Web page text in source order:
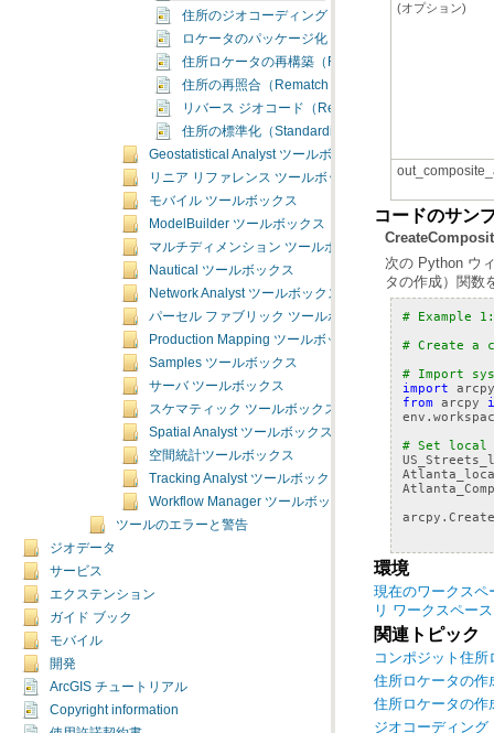
住所のジオコーディング（Geocode Addresses）
ロケータのパッケージ化（Package Locator）
住所ロケータの再構築（Rebuild Address Locator）
住所の再照合（Rematch Addresses）
リバース ジオコード（Reverse Geocode）
住所の標準化（Standardize Addresses）
Geostatistical Analyst ツールボックス
リニア リファレンス ツールボックス
モバイル ツールボックス
ModelBuilder ツールボックス
マルチディメンション ツールボックス
Nautical ツールボックス
Network Analyst ツールボックス
パーセル ファブリック ツールボックス
Production Mapping ツールボックス
Samples ツールボックス
サーバ ツールボックス
スケマティック ツールボックス
Spatial Analyst ツールボックス
空間統計ツールボックス
Tracking Analyst ツールボックス
Workflow Manager ツールボックス
ツールのエラーと警告
ジオデータ
サービス
エクステンション
ガイド ブック
モバイル
開発
ArcGIS チュートリアル
Copyright information
(オプション)
コードのサン
タの作成）関数
# Example 1:
# Create a
# Import
import arcpy
from arcpy
env .
# Set local
arcpy .
環境
現在のワークスペ
リ ワークスペース
関連トピック
コンポジット住
住所ロケータの作
住所ロケータの作
ジオコーディン